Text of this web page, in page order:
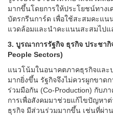
มากขึ้นโดยการให้ประโยชน์ทาง
บัตรกรีนการ์ด เพื่อใช้สะสมคะแ
แวดล้อมและนำคะแนนสะสมไปแ
3. บูรณาการรัฐกิจ ธุรกิจ ประชา
People Sectors)
แนวโน้มในอนาคตภาคธุรกิจและ
มากยิ่งขึ้น รัฐกิจจึงไม่ควรผูกขาด
ร่วมมือกัน (Co-Production) กับ
การเพื่อสังคมมาช่วยแก้ไขปัญหา
ธุรกิจ มีส่วนร่วมมากขึ้น เช่นที่ผ่า